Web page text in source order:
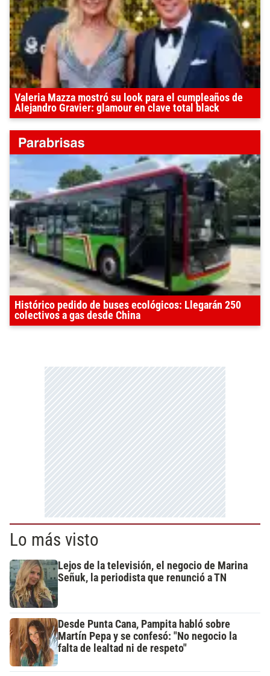
Valeria Mazza mostró su look para el cumpleaños de
Alejandro Gravier: glamour en clave total black
Histórico pedido de buses ecológicos: Llegarán 250
colectivos a gas desde China
Lo más visto
Lejos de la televisión, el negocio de Marina
Señuk, la periodista que renunció a TN
Desde Punta Cana, Pampita habló sobre
Martín Pepa y se confesó: "No negocio la
falta de lealtad ni de respeto"